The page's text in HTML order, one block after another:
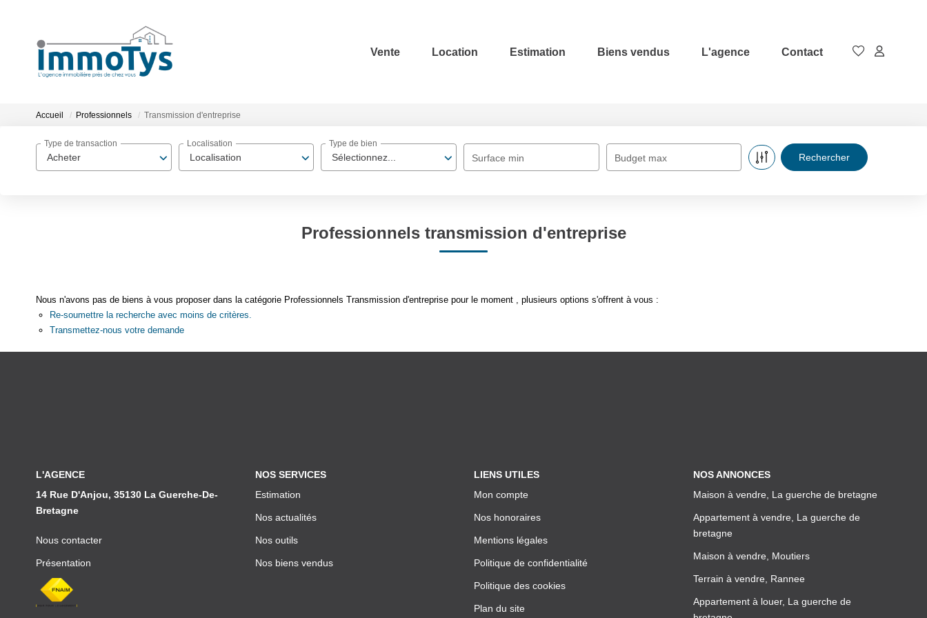
Vente Location Estimation Biens vendus L'agence Contact
Accueil Professionnels Transmission d'entreprise
Acheter
Type de transaction
Localisation
Localisation
Sélectionnez...
Type de bien
Surface min Budget max
Professionnels transmission d'entreprise
Nous n'avons pas de biens à vous proposer dans la catégorie Professionnels Transmission d'entreprise pour le moment , plusieurs options s'offrent à vous :
Re-soumettre la recherche avec moins de critères.
Transmettez-nous votre demande
L'AGENCE
14 Rue D'Anjou, 35130 La Guerche-De-
Bretagne
Nous contacter
Présentation
NOS SERVICES
Estimation
Nos actualités
Nos outils
Nos biens vendus
LIENS UTILES
Mon compte
Nos honoraires
Mentions légales
Politique de confidentialité
Politique des cookies
Plan du site
NOS ANNONCES
Maison à vendre, La guerche de bretagne
Appartement à vendre, La guerche de
bretagne
Maison à vendre, Moutiers
Terrain à vendre, Rannee
Appartement à louer, La guerche de